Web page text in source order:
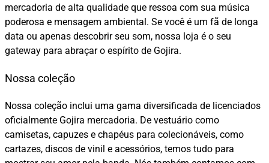
mercadoria de alta qualidade que ressoa com sua música
poderosa e mensagem ambiental. Se você é um fã de longa
data ou apenas descobrir seu som, nossa loja é o seu
gateway para abraçar o espírito de Gojira.
Nossa coleção
Nossa coleção inclui uma gama diversificada de licenciados
oficialmente Gojira mercadoria. De vestuário como
camisetas, capuzes e chapéus para colecionáveis, como
cartazes, discos de vinil e acessórios, temos tudo para